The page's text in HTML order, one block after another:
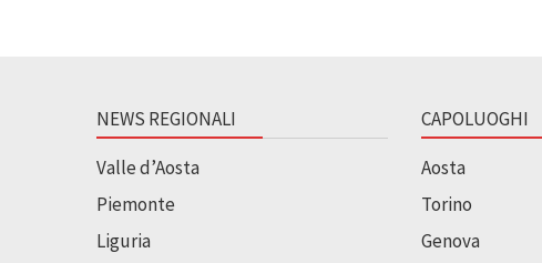
NEWS REGIONALI
Valle d’Aosta
Piemonte
Liguria
CAPOLUOGHI
Aosta
Torino
Genova